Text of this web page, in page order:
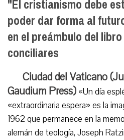
"El cristianismo debe
poder dar forma al
en el preámbulo del
conciliares
Ciudad del Vaticano
Gaudium Press) «Un día
«extraordinaria espera» es la
1962 que permanece en la
alemán de teología, Joseph